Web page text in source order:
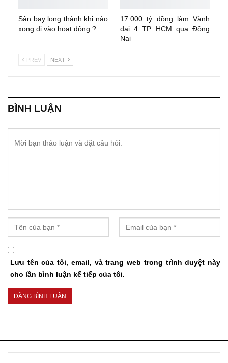
Sân bay long thành khi nào
xong đi vào hoạt động ?
17.000 tỷ đồng làm Vành
đai 4 TP HCM qua Đồng
Nai
PREV NEXT
BÌNH LUẬN
Lưu tên của tôi, email, và trang web trong trình duyệt này
cho lần bình luận kế tiếp của tôi.